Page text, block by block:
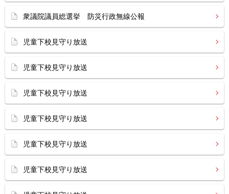
衆議院議員総選挙 防災行政無線公報
児童下校見守り放送
児童下校見守り放送
児童下校見守り放送
児童下校見守り放送
児童下校見守り放送
児童下校見守り放送